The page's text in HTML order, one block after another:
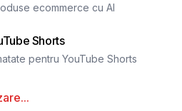
ecommerce cu AI
Shorts
pentru YouTube Shorts
...